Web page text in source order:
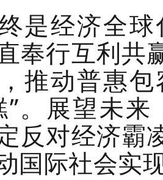
是经济全
奉行互利共
推动普惠
”。展望未
反对经济霸
国际社会实